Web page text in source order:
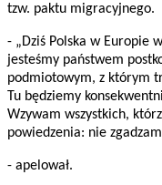
tzw. paktu migracyjnego.
- „Dziś Polska w Europie
jesteśmy państwem
podmiotowym, z którym
Tu będziemy
Wzywam wszystkich,
powiedzenia: nie
- apelował.